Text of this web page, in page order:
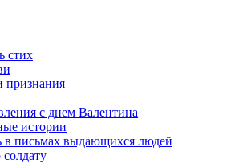
стих
признания
с днем Валентина
истории
письмах выдающихся людей